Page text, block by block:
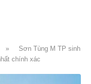
»
Sơn Tùng M TP sinh
chính xác